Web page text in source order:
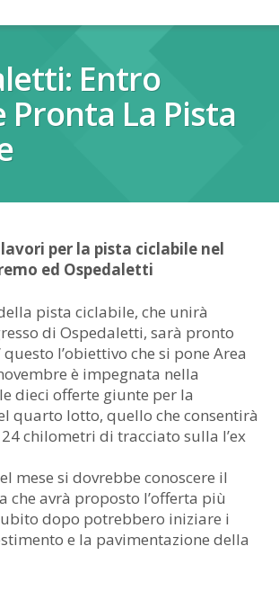
Entro
Pronta La Pista
per la pista ciclabile nel
ed Ospedaletti
pista ciclabile, che unirà
di Ospedaletti, sarà pronto
questo l’obiettivo che si pone Area
è impegnata nella
dieci offerte giunte per la
quarto lotto, quello che consentirà
chilometri di tracciato sulla l’ex
mese si dovrebbe conoscere il
che avrà proposto l’offerta più
dopo potrebbero iniziare i
e la pavimentazione della